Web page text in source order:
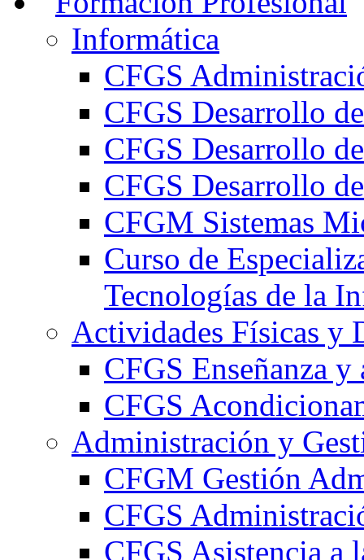
Informática
CFGS
CFGS Desarrollo
CFGS Desarrollo
CFGS Desarrollo
CFGM Sistemas
Curso de
Tecnologías de la
Actividades Físicas y
CFGS Enseñanza
CFGS
Administración y
CFGM Gestión
CFGS
CFGS Asistencia a